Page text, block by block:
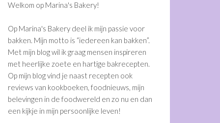
Welkom op Marina's Bakery!
Op Marina's Bakery deel ik mijn passie voor
bakken. Mijn motto is “iedereen kan bakken”.
Met mijn blog wil ik graag mensen inspireren
met heerlijke zoete en hartige bakrecepten.
Op mijn blog vind je naast recepten ook
reviews van kookboeken, foodnieuws, mijn
belevingen in de foodwereld en zo nu en dan
een kijkje in mijn persoonlijke leven!